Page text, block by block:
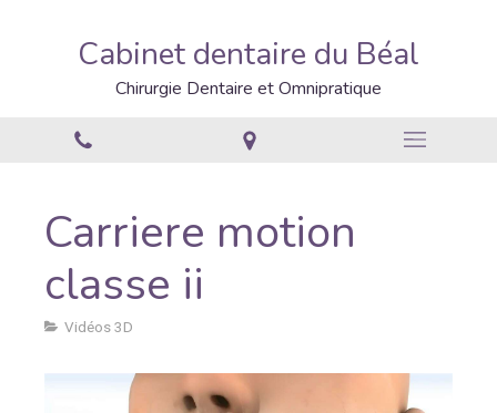
Cabinet dentaire du Béal
Chirurgie Dentaire et Omnipratique
Carriere motion
classe ii
Vidéos 3D